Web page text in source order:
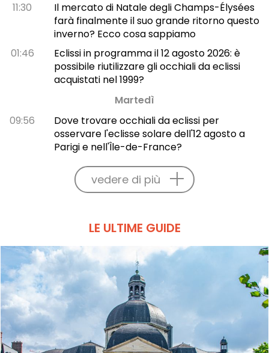
11:30
Il mercato di Natale degli Champs-Élysées
farà finalmente il suo grande ritorno questo
inverno? Ecco cosa sappiamo
01:46
Eclissi in programma il 12 agosto 2026: è
possibile riutilizzare gli occhiali da eclissi
acquistati nel 1999?
Martedì
09:56
Dove trovare occhiali da eclissi per
osservare l'eclisse solare dell'12 agosto a
Parigi e nell'Île-de-France?
vedere di più
LE ULTIME GUIDE